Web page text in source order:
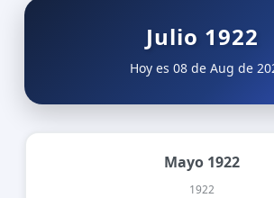
Julio 1922
Hoy es 08 de Aug de
Mayo 1922
1922